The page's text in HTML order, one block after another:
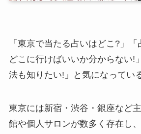
「東京で当たる占いはどこ?」
どこに行けばいいか分からない!
法も知りたい!」と気になってい
東京には新宿・渋谷・銀座など
館や個人サロンが数多く存在し